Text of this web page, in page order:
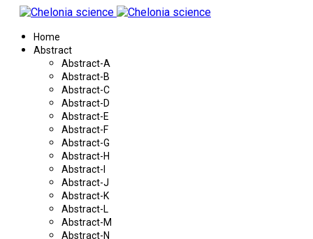
Home
Abstract
Abstract-A
Abstract-B
Abstract-C
Abstract-D
Abstract-E
Abstract-F
Abstract-G
Abstract-H
Abstract-I
Abstract-J
Abstract-K
Abstract-L
Abstract-M
Abstract-N